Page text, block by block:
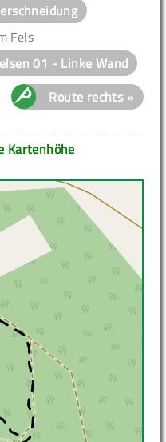
Fels
01 - Linke Wand
Route rechts »
Kartenhöhe